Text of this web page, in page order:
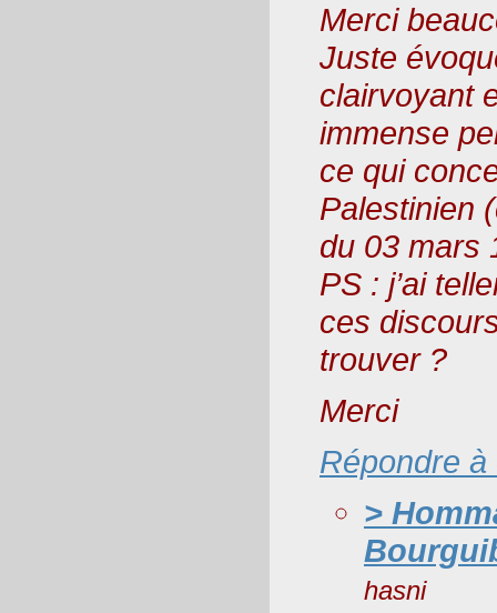
Merci
Juste
clairvoyant
immense
ce qui
Palestinien
du 03 mars
PS : j’ai
ces
trouver ?
Merci
Répondre
>
hasni